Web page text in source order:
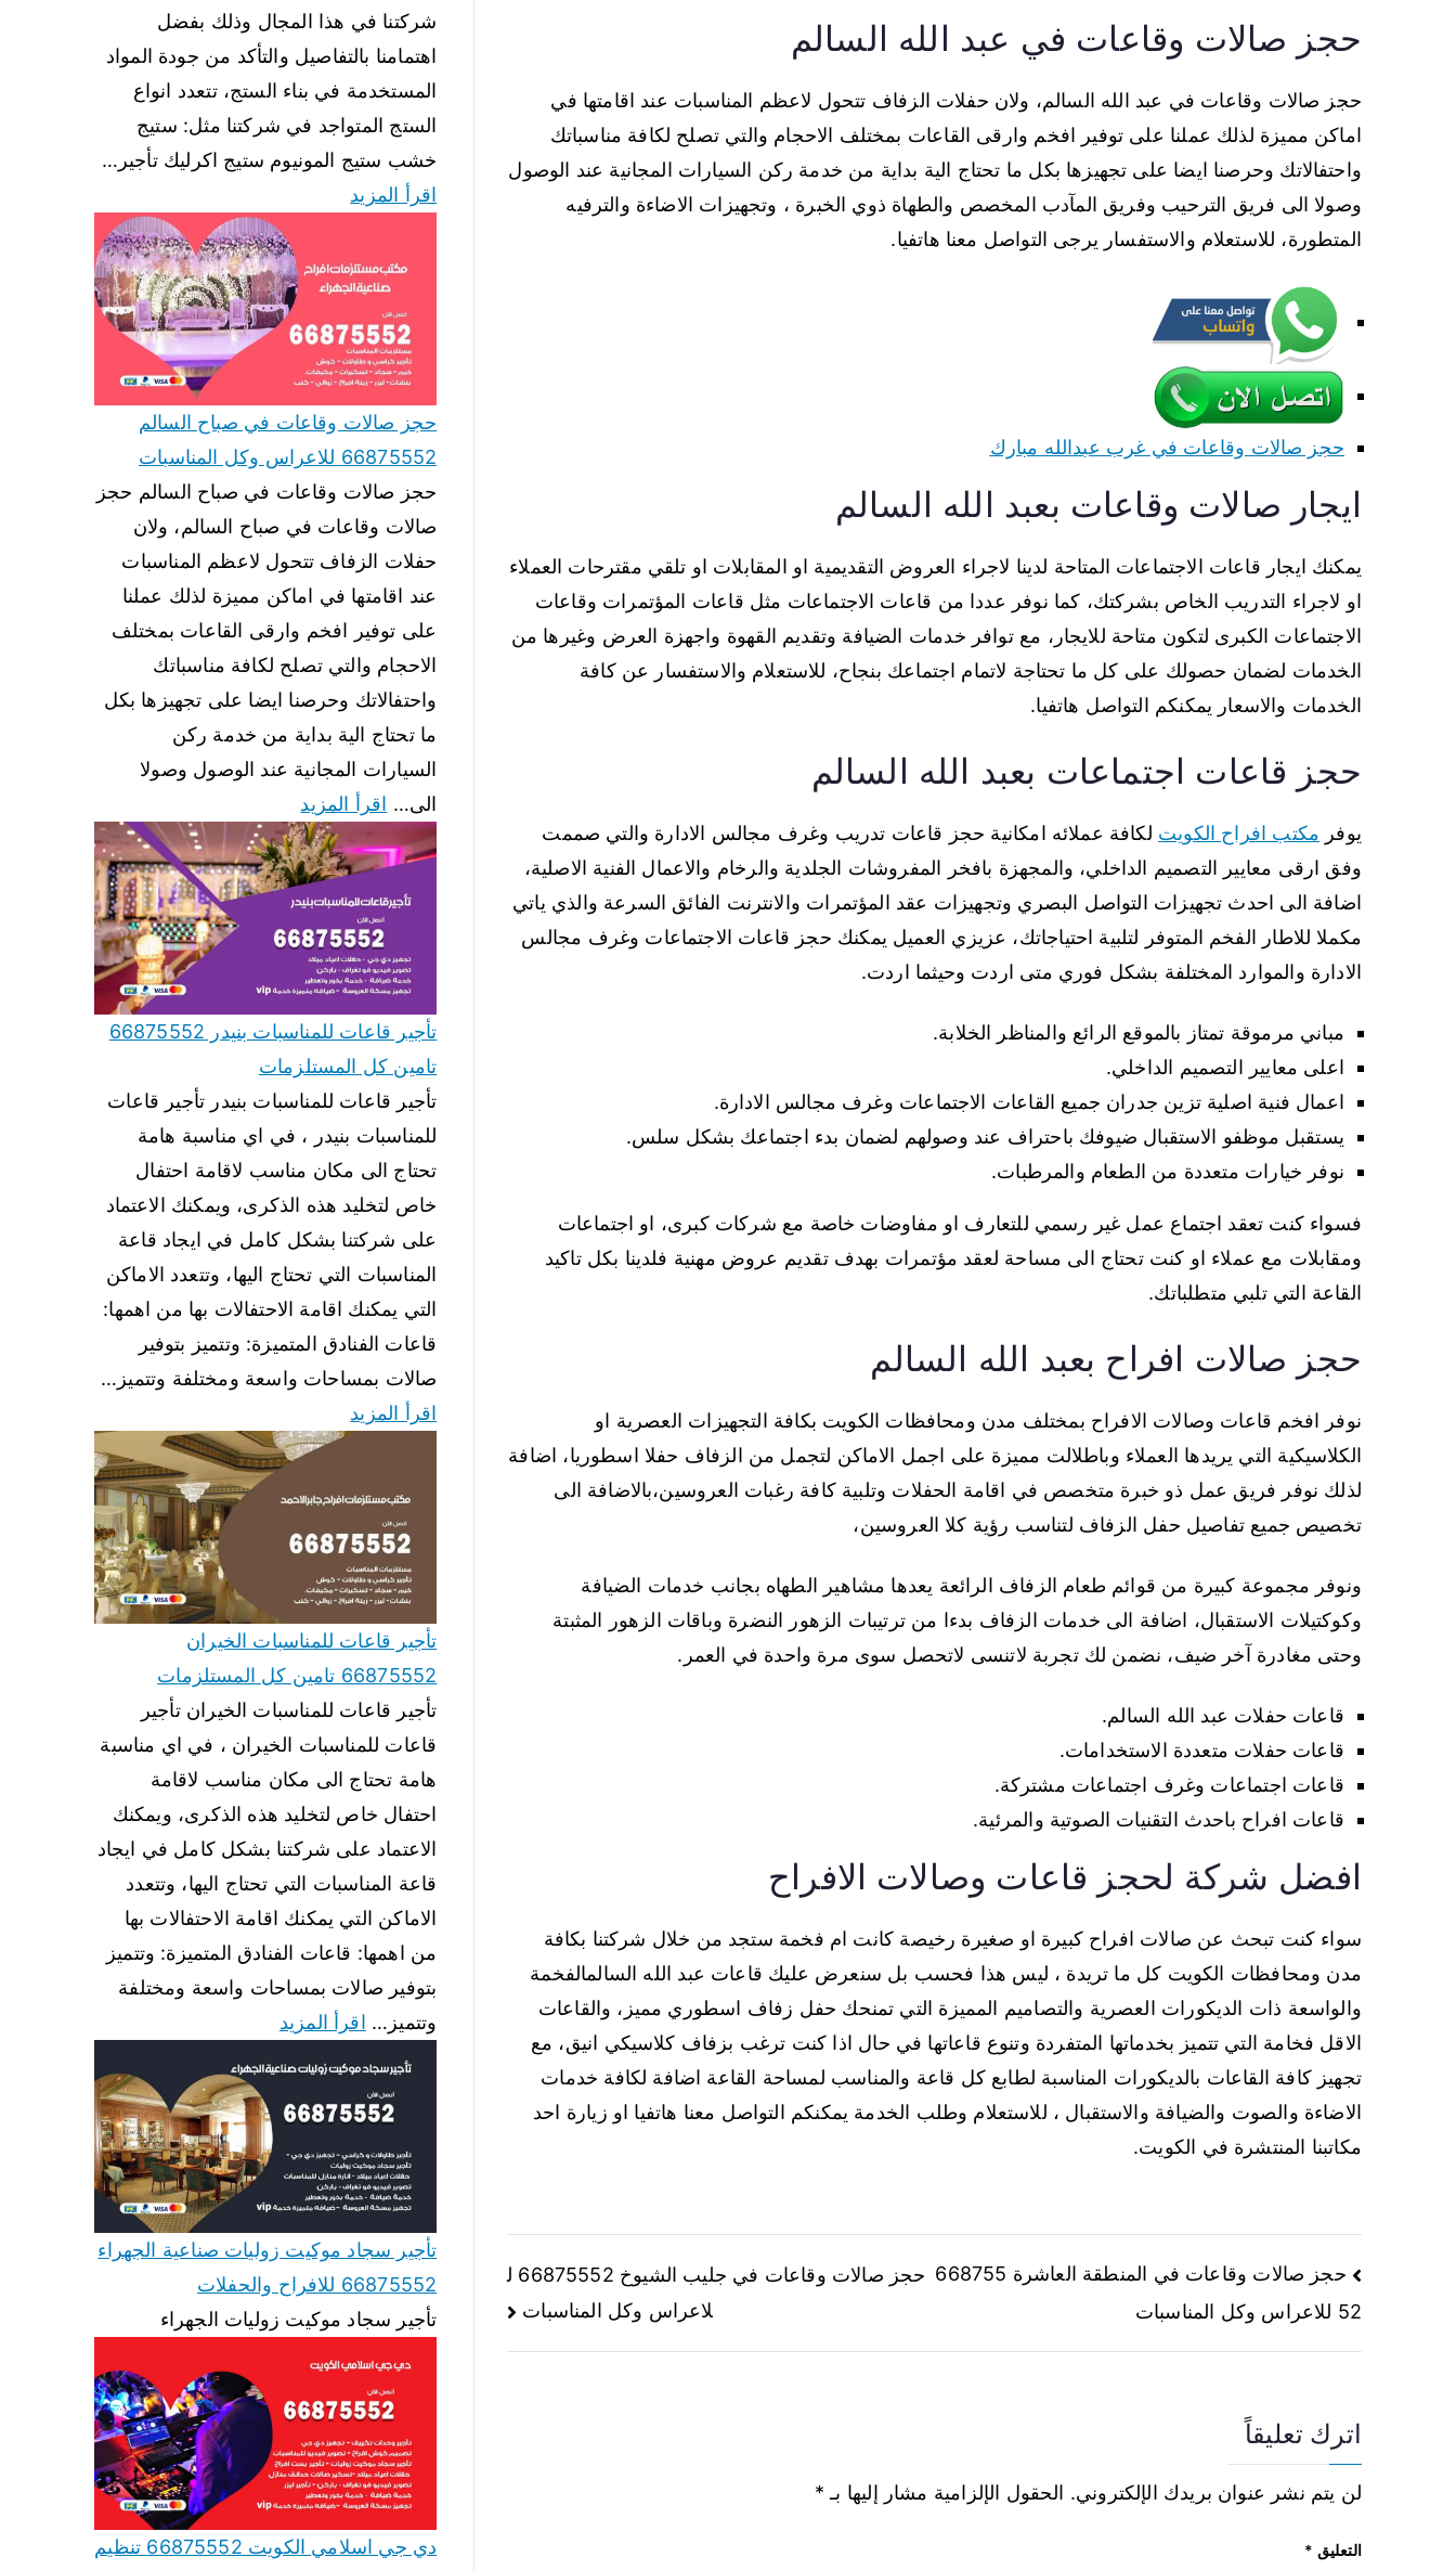
حجز صالات وقاعات في عبد الله السالم
حجز صالات وقاعات في عبد الله السالم، ولان حفلات الزفاف تتحول لاعظم المناسبات عند اقامتها في
اماكن مميزة لذلك عملنا على توفير افخم وارقى القاعات بمختلف الاحجام والتي تصلح لكافة مناسباتك
واحتفالاتك وحرصنا ايضا على تجهيزها بكل ما تحتاج الية بداية من خدمة ركن السيارات المجانية عند الوصول
وصولا الى فريق الترحيب وفريق المآدب المخصص والطهاة ذوي الخبرة ، وتجهيزات الاضاءة والترفيه
المتطورة، للاستعلام والاستفسار يرجى التواصل معنا هاتفيا.
حجز صالات وقاعات في غرب عبدالله مبارك
ايجار صالات وقاعات بعبد الله السالم
يمكنك ايجار قاعات الاجتماعات المتاحة لدينا لاجراء العروض التقديمية او المقابلات او تلقي مقترحات العملاء
او لاجراء التدريب الخاص بشركتك، كما نوفر عددا من قاعات الاجتماعات مثل قاعات المؤتمرات وقاعات
الاجتماعات الكبرى لتكون متاحة للايجار، مع توافر خدمات الضيافة وتقديم القهوة واجهزة العرض وغيرها من
الخدمات لضمان حصولك على كل ما تحتاجة لاتمام اجتماعك بنجاح، للاستعلام والاستفسار عن كافة
الخدمات والاسعار يمكنكم التواصل هاتفيا.
حجز قاعات اجتماعات بعبد الله السالم
يوفر مكتب افراح الكويت لكافة عملائه امكانية حجز قاعات تدريب وغرف مجالس الادارة والتي صممت
وفق ارقى معايير التصميم الداخلي، والمجهزة بافخر المفروشات الجلدية والرخام والاعمال الفنية الاصلية،
اضافة الى احدث تجهيزات التواصل البصري وتجهيزات عقد المؤتمرات والانترنت الفائق السرعة والذي ياتي
مكملا للاطار الفخم المتوفر لتلبية احتياجاتك، عزيزي العميل يمكنك حجز قاعات الاجتماعات وغرف مجالس
الادارة والموارد المختلفة بشكل فوري متى اردت وحيثما اردت.
مباني مرموقة تمتاز بالموقع الرائع والمناظر الخلابة.
اعلى معايير التصميم الداخلي.
اعمال فنية اصلية تزين جدران جميع القاعات الاجتماعات وغرف مجالس الادارة.
يستقبل موظفو الاستقبال ضيوفك باحتراف عند وصولهم لضمان بدء اجتماعك بشكل سلس.
نوفر خيارات متعددة من الطعام والمرطبات.
فسواء كنت تعقد اجتماع عمل غير رسمي للتعارف او مفاوضات خاصة مع شركات كبرى، او اجتماعات
ومقابلات مع عملاء او كنت تحتاج الى مساحة لعقد مؤتمرات بهدف تقديم عروض مهنية فلدينا بكل تاكيد
القاعة التي تلبي متطلباتك.
حجز صالات افراح بعبد الله السالم
نوفر افخم قاعات وصالات الافراح بمختلف مدن ومحافظات الكويت بكافة التجهيزات العصرية او
الكلاسيكية التي يريدها العملاء وباطلالت مميزة على اجمل الاماكن لتجمل من الزفاف حفلا اسطوريا، اضافة
لذلك نوفر فريق عمل ذو خبرة متخصص في اقامة الحفلات وتلبية كافة رغبات العروسين،بالاضافة الى
تخصيص جميع تفاصيل حفل الزفاف لتناسب رؤية كلا العروسين،
ونوفر مجموعة كبيرة من قوائم طعام الزفاف الرائعة يعدها مشاهير الطهاه بجانب خدمات الضيافة
وكوكتيلات الاستقبال، اضافة الى خدمات الزفاف بدءا من ترتيبات الزهور النضرة وباقات الزهور المثبتة
وحتى مغادرة آخر ضيف، نضمن لك تجربة لاتنسى لاتحصل سوى مرة واحدة في العمر.
قاعات حفلات عبد الله السالم.
قاعات حفلات متعددة الاستخدامات.
قاعات اجتماعات وغرف اجتماعات مشتركة.
قاعات افراح باحدث التقنيات الصوتية والمرئية.
افضل شركة لحجز قاعات وصالات الافراح
سواء كنت تبحث عن صالات افراح كبيرة او صغيرة رخيصة كانت ام فخمة ستجد من خلال شركتنا بكافة
مدن ومحافظات الكويت كل ما تريدة ، ليس هذا فحسب بل سنعرض عليك قاعات عبد الله السالمالفخمة
والواسعة ذات الديكورات العصرية والتصاميم المميزة التي تمنحك حفل زفاف اسطوري مميز، والقاعات
الاقل فخامة التي تتميز بخدماتها المتفردة وتنوع قاعاتها في حال اذا كنت ترغب بزفاف كلاسيكي انيق، مع
تجهيز كافة القاعات بالديكورات المناسبة لطابع كل قاعة والمناسب لمساحة القاعة اضافة لكافة خدمات
الاضاءة والصوت والضيافة والاستقبال ، للاستعلام وطلب الخدمة يمكنكم التواصل معنا هاتفيا او زيارة احد
مكاتبنا المنتشرة في الكويت.
حجز صالات وقاعات في المنطقة العاشرة 668755
52 للاعراس وكل المناسبات
حجز صالات وقاعات في جليب الشيوخ 66875552 ل
لاعراس وكل المناسبات
اترك تعليقاً
لن يتم نشر عنوان بريدك الإلكتروني. الحقول الإلزامية مشار إليها بـ *
التعليق *
شركتنا في هذا المجال وذلك بفضل
اهتمامنا بالتفاصيل والتأكد من جودة المواد
المستخدمة في بناء الستج، تتعدد انواع
الستج المتواجد في شركتنا مثل: ستيج
خشب ستيج المونيوم ستيج اكرليك تأجير…
اقرأ المزيد
حجز صالات وقاعات في صباح السالم
66875552 للاعراس وكل المناسبات
حجز صالات وقاعات في صباح السالم حجز
صالات وقاعات في صباح السالم، ولان
حفلات الزفاف تتحول لاعظم المناسبات
عند اقامتها في اماكن مميزة لذلك عملنا
على توفير افخم وارقى القاعات بمختلف
الاحجام والتي تصلح لكافة مناسباتك
واحتفالاتك وحرصنا ايضا على تجهيزها بكل
ما تحتاج الية بداية من خدمة ركن
السيارات المجانية عند الوصول وصولا
الى… اقرأ المزيد
تأجير قاعات للمناسبات بنيدر 66875552
تامين كل المستلزمات
تأجير قاعات للمناسبات بنيدر تأجير قاعات
للمناسبات بنيدر ، في اي مناسبة هامة
تحتاج الى مكان مناسب لاقامة احتفال
خاص لتخليد هذه الذكرى، ويمكنك الاعتماد
على شركتنا بشكل كامل في ايجاد قاعة
المناسبات التي تحتاج اليها، وتتعدد الاماكن
التي يمكنك اقامة الاحتفالات بها من اهمها:
قاعات الفنادق المتميزة: وتتميز بتوفير
صالات بمساحات واسعة ومختلفة وتتميز…
اقرأ المزيد
تأجير قاعات للمناسبات الخيران
66875552 تامين كل المستلزمات
تأجير قاعات للمناسبات الخيران تأجير
قاعات للمناسبات الخيران ، في اي مناسبة
هامة تحتاج الى مكان مناسب لاقامة
احتفال خاص لتخليد هذه الذكرى، ويمكنك
الاعتماد على شركتنا بشكل كامل في ايجاد
قاعة المناسبات التي تحتاج اليها، وتتعدد
الاماكن التي يمكنك اقامة الاحتفالات بها
من اهمها: قاعات الفنادق المتميزة: وتتميز
بتوفير صالات بمساحات واسعة ومختلفة
وتتميز… اقرأ المزيد
تأجير سجاد موكيت زوليات صناعية الجهراء
66875552 للافراح والحفلات
تأجير سجاد موكيت زوليات الجهراء
دي جي اسلامي الكويت 66875552 تنظيم